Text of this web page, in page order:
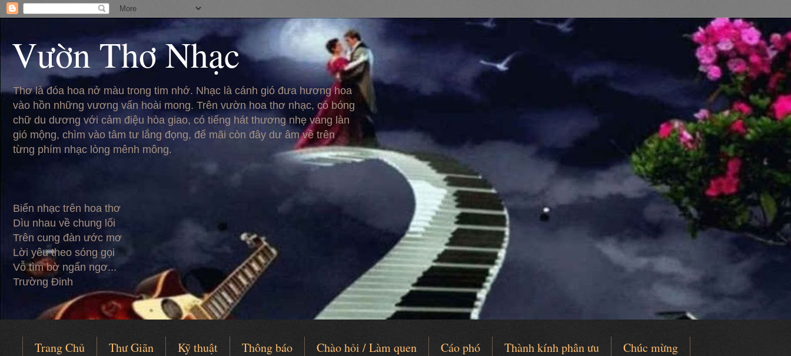
Vườn Thơ Nhạc
Thơ là đóa hoa nở màu trong tim nhớ. Nhạc là cánh gió đưa hương hoa
vào hồn những vương vấn hoài mong. Trên vườn hoa thơ nhạc, có bóng
chữ du dương với cảm điệu hòa giao, có tiếng hát thương nhẹ vang làn
gió mộng, chìm vào tâm tư lắng đọng, để mãi còn đây dư âm về trên
từng phím nhạc lòng mênh mông.
Biển nhạc trên hoa thơ
Dìu nhau về chung lối
Trên cung đàn ước mơ
Lời yêu theo sóng gọi
Vỗ tìm bờ ngẩn ngơ...
Trường Đinh
Trang Chủ Thư Giãn Kỹ thuật Thông báo Chào hỏi / Làm quen Cáo phó Thành kính phân ưu Chúc mừng